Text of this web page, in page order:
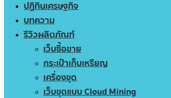
ปฏิทินเศรษฐกิจ
บทความ
รีวิวผลิตภัณฑ์
เว็บซื้อขาย
กระเป๋าเก็บเหรียญ
เครื่องขุด
เว็บขุดแบบ Cloud Mining